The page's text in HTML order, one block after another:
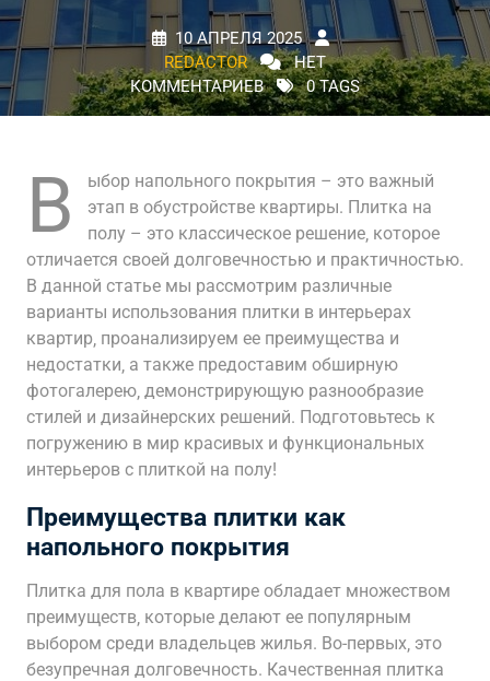
10 АПРЕЛЯ 2025
REDACTOR
НЕТ
КОММЕНТАРИЕВ
0 TAGS
В
ыбор напольного покрытия – это важный
этап в обустройстве квартиры. Плитка на
полу – это классическое решение‚ которое
отличается своей долговечностью и практичностью.
В данной статье мы рассмотрим различные
варианты использования плитки в интерьерах
квартир‚ проанализируем ее преимущества и
недостатки‚ а также предоставим обширную
фотогалерею‚ демонстрирующую разнообразие
стилей и дизайнерских решений. Подготовьтесь к
погружению в мир красивых и функциональных
интерьеров с плиткой на полу!
Преимущества плитки как
напольного покрытия
Плитка для пола в квартире обладает множеством
преимуществ‚ которые делают ее популярным
выбором среди владельцев жилья. Во-первых‚ это
безупречная долговечность. Качественная плитка